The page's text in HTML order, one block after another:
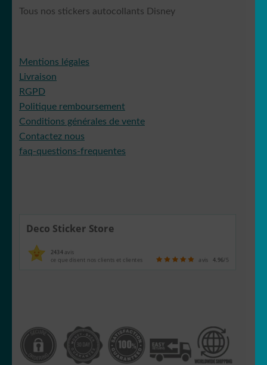
Tous nos stickers autocollants Disney
Mentions légales
Livraison
RGPD
Politique remboursement
Conditions générales de vente
Contactez nous
faq-questions-frequentes
Deco Sticker Store
2434avis
ce que disent nos clients et clientes avis 4.96/5